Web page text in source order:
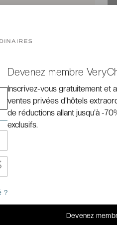
le Maroc dans les
et les déserts.
et unique. Dakhla n’est
au bout du monde et
?
Devenez membre
Inscrivez-vous gratuitement et
ventes privées d'hôtels
de réductions allant jusqu'à -
exclusifs.
Devenez